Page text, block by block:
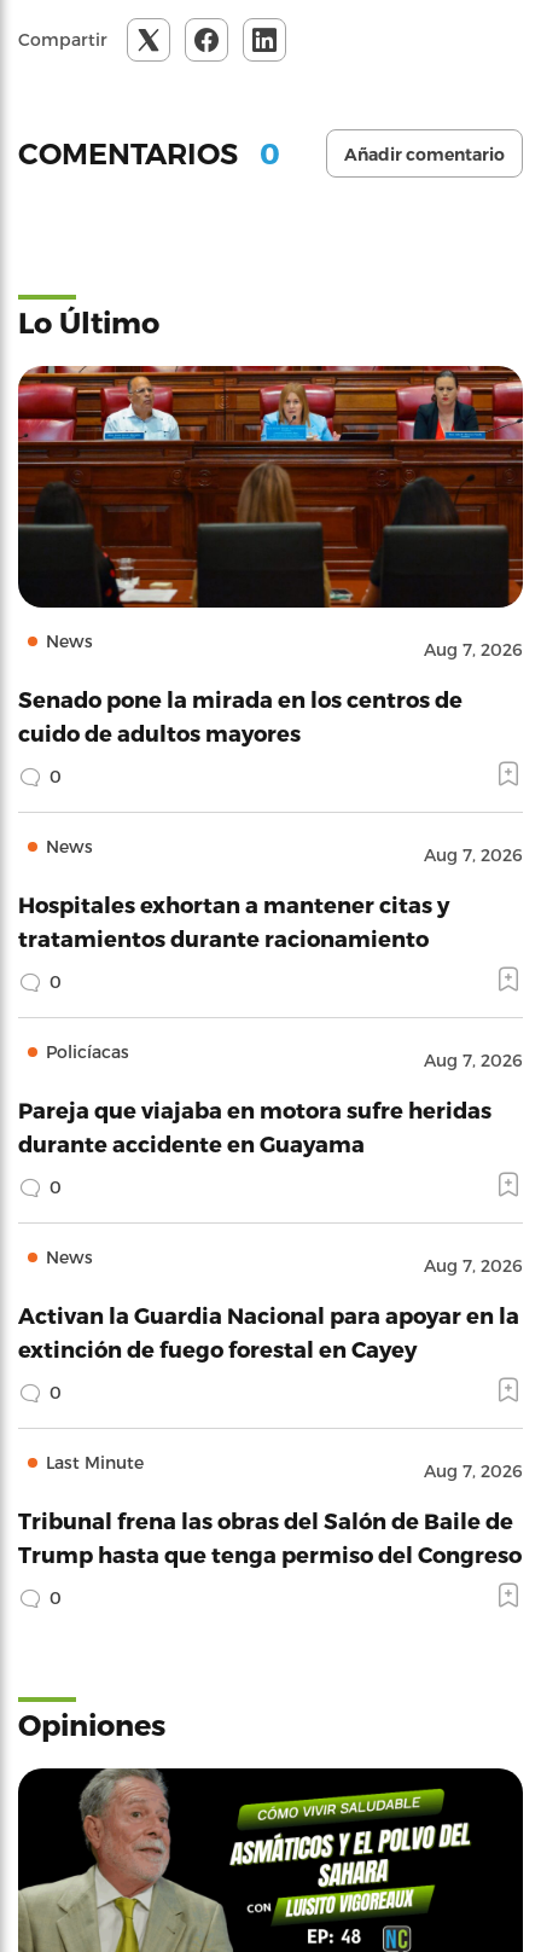
Compartir
COMENTARIOS 0 Añadir comentario
Lo Último
News Aug 7, 2026
Senado pone la mirada en los centros de
cuido de adultos mayores
0
News Aug 7, 2026
Hospitales exhortan a mantener citas y
tratamientos durante racionamiento
0
Policíacas Aug 7, 2026
Pareja que viajaba en motora sufre heridas
durante accidente en Guayama
0
News Aug 7, 2026
Activan la Guardia Nacional para apoyar en la
extinción de fuego forestal en Cayey
0
Last Minute Aug 7, 2026
Tribunal frena las obras del Salón de Baile de
Trump hasta que tenga permiso del Congreso
0
Opiniones